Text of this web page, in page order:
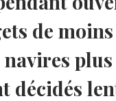
de
plus
décidés